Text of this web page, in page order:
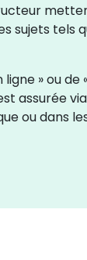
sujets tels
» ou de
assurée
ou dans